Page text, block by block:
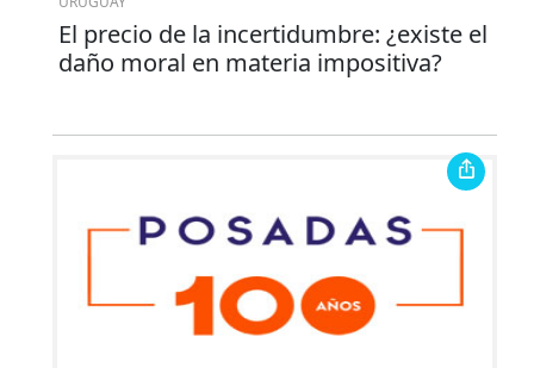
El precio de la incertidumbre: ¿existe el
daño moral en materia impositiva?